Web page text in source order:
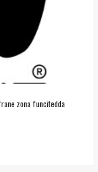
zona funcitedda